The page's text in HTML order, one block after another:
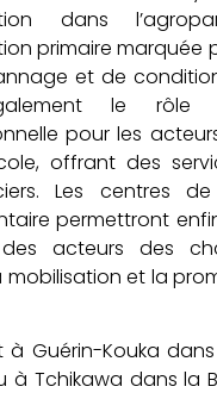
dans
primaire marquée
et de
le rôle
pour les
offrant des
Les centres de
permettront
acteurs des
mobilisation et la
à Guérin-Kouka
à Tchikawa dans la